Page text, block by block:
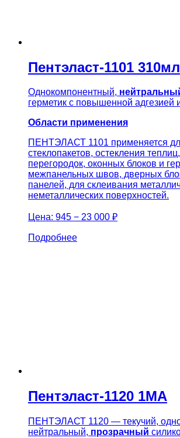
Пентэласт-1101 310мл
Однокомпонентный,
герметик с повышенной адгезией
Области применения
ПЕНТЭЛАСТ 1101 применяется
стеклопакетов, остекления
перегородок, оконных блоков и
межпанельных швов, дверных
панелей, для склеивания
неметаллических поверхностей.
Цена: 945 − 23 000 ₽
Подробнее
Пентэласт-1120 1МА
ПЕНТЭЛАСТ 1120 — текучий,
нейтральный, прозрачный